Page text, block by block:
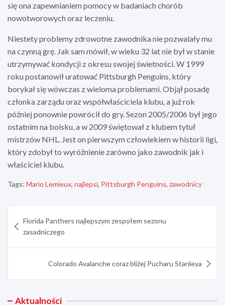
się ona zapewnianiem pomocy w badaniach chorób
nowotworowych oraz leczeniu.
Niestety problemy zdrowotne zawodnika nie pozwalały mu
na czynną grę. Jak sam mówił, w wieku 32 lat nie był w stanie
utrzymywać kondycji z okresu swojej świetności. W 1999
roku postanowił uratować Pittsburgh Penguins, który
borykał się wówczas z wieloma problemami. Objął posadę
członka zarządu oraz współwłaściciela klubu, a już rok
później ponownie powrócił do gry. Sezon 2005/2006 był jego
ostatnim na boisku, a w 2009 świętował z klubem tytuł
mistrzów NHL. Jest on pierwszym człowiekiem w historii ligi,
który zdobył to wyróżnienie zarówno jako zawodnik jak i
właściciel klubu.
Tags: Mario Lemieux, najlepsi, Pittsburgh Penguins, zawodnicy
wpisu
Florida Panthers najlepszym zespołem sezonu
zasadniczego
Colorado Avalanche coraz bliżej Pucharu Stanleya
Aktualności